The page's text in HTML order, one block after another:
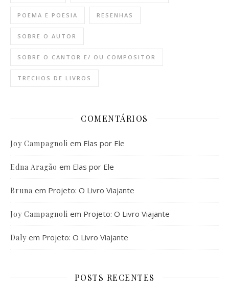
POEMA E POESIA RESENHAS
SOBRE O AUTOR
SOBRE O CANTOR E/ OU COMPOSITOR
TRECHOS DE LIVROS
COMENTÁRIOS
Joy Campagnoli em Elas por Ele
Edna Aragão em Elas por Ele
Bruna em Projeto: O Livro Viajante
Joy Campagnoli em Projeto: O Livro Viajante
Daly em Projeto: O Livro Viajante
POSTS RECENTES